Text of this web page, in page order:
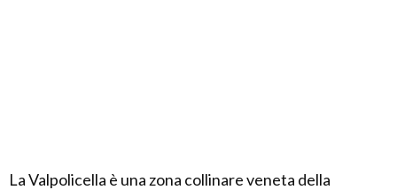
La Valpolicella è una zona collinare veneta della